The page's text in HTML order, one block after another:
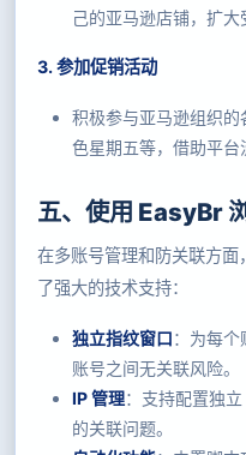
己的亚马逊店铺，扩大
3. 参加促销活动
积极参与亚马逊组织
色星期五等，借助平台
五、使用 EasyBr
在多账号管理和防关联方
了强大的技术支持：
独立指纹窗口：为每
账号之间无关联风险。
IP 管理：支持配置独
的关联问题。